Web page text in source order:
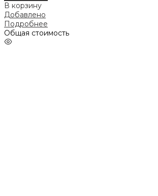
В корзину
Добавлено
Подробнее
Общая стоимость